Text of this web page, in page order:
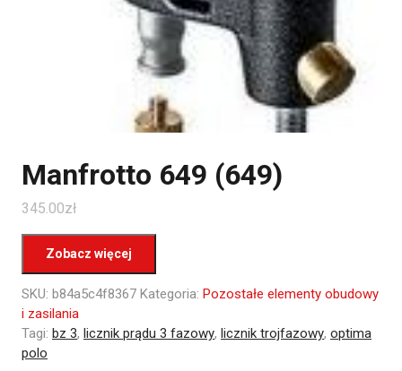
Manfrotto 649 (649)
345.00zł
Zobacz więcej
SKU: b84a5c4f8367 Kategoria: Pozostałe elementy obudowy
i zasilania
Tagi: bz 3, licznik prądu 3 fazowy, licznik trojfazowy, optima
polo